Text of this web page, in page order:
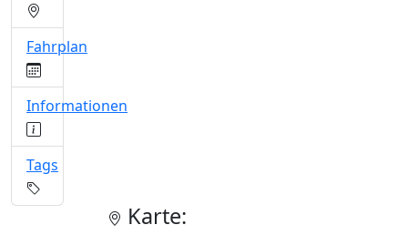
Karte:
Fahrplan
Informationen
Tags